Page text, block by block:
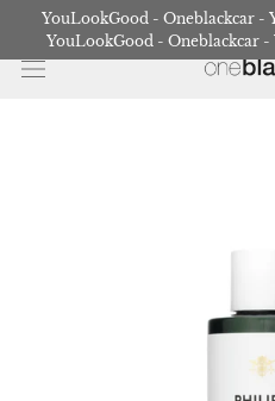
indhold
YouLookGood - Oneblackcar -
YouLookGood - Oneblackcar